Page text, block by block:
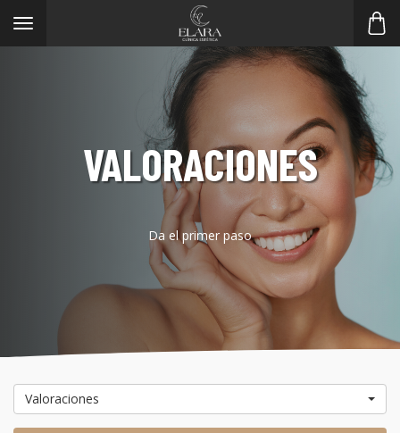
Toggle
navigation
VALORACIONES
Da el primer paso
Valoraciones